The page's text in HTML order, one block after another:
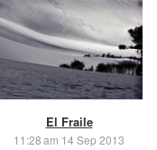
El Fraile
11:28 am 14 Sep 2013